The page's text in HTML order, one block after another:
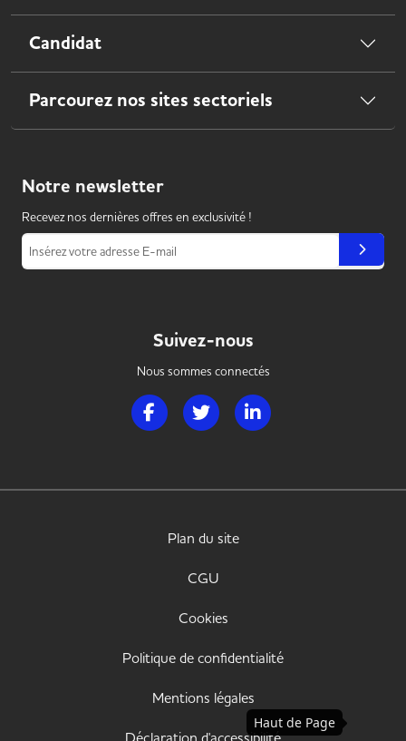
Candidat
Parcourez nos sites sectoriels
Notre newsletter
Recevez nos dernières offres en exclusivité !
Insérez votre adresse E-mail
Suivez-nous
Nous sommes connectés
Page Facebook de Handi Hotellerie
Page Twitter de Handi Hotellerie
Plan du site
CGU
Cookies
Politique de confidentialité
Mentions légales
Haut de Page